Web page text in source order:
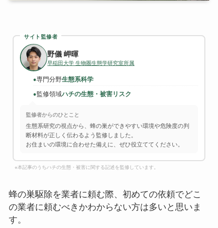
サイト監修者
野儀 岬暉
早稲田大学 生物圏生態学研究室所属
●専門分野生態系科学
●監修領域ハチの生態・被害リスク
監修者からのひとこと
生態系研究の視点から、蜂の巣ができやすい環境や危険度の判
断材料が正しく伝わるよう監修しました。
お住まいの環境に合わせた備えに、ぜひ役立ててください。
※本記事のうちハチの生態・被害に関する記述を監修しています。
蜂の巣駆除を業者に頼む際、初めての依頼でどこ
の業者に頼むべきかわからない方は多いと思いま
す。